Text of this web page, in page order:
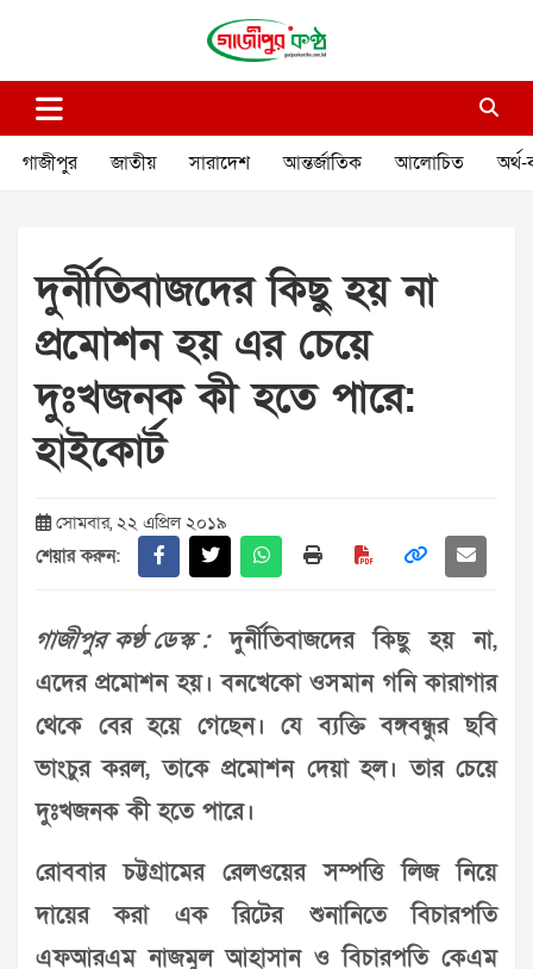
গাজীপুর কণ্ঠ
গাজীপুর জাতীয় সারাদেশ আন্তর্জাতিক আলোচিত অর্থ-
দুর্নীতিবাজদের কিছু হয় না
প্রমোশন হয় এর চেয়ে
দুঃখজনক কী হতে পারে:
হাইকোর্ট
সোমবার, ২২ এপ্রিল ২০১৯
শেয়ার করুন:
গাজীপুর কণ্ঠ ডেস্ক :দুর্নীতিবাজদের কিছু হয় না,
এদের প্রমোশন হয়। বনখেকো ওসমান গনি কারাগার
থেকে বের হয়ে গেছেন। যে ব্যক্তি বঙ্গবন্ধুর ছবি
ভাংচুর করল, তাকে প্রমোশন দেয়া হল। তার চেয়ে
দুঃখজনক কী হতে পারে।
রোববার চট্টগ্রামের রেলওয়ের সম্পত্তি লিজ নিয়ে
দায়ের করা এক রিটের শুনানিতে বিচারপতি
এফআরএম নাজমুল আহাসান ও বিচারপতি কেএম